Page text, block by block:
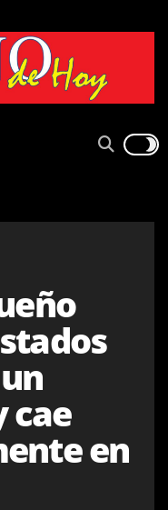
cae
en